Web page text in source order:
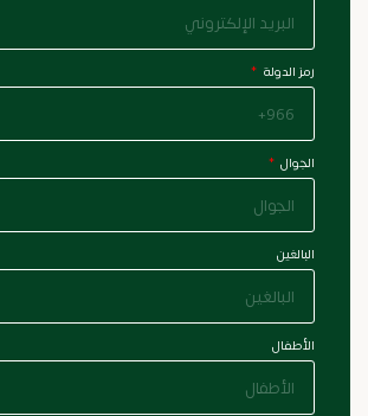
رمز الدولة
الجوال
البالغين
الأطفال